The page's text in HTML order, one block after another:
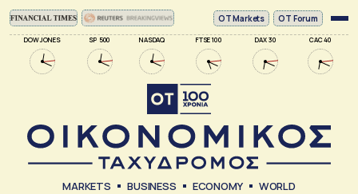
DOW JONES SP 500 NASDAQ FTSE 100 DAX 30 CAC 40
ΟΤ Markets OT Forum
MARKETS BUSINESS ECONOMY WORLD